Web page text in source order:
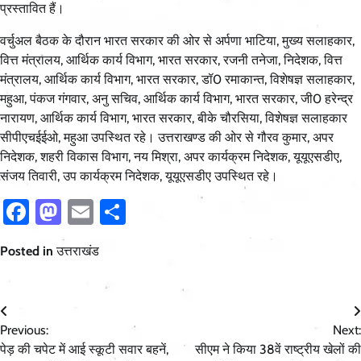
प्रस्तावित हैं।
वर्चुअल बैठक के दौरान भारत सरकार की ओर से अर्पणा भाटिया, मुख्य सलाहकार,
वित्त मंत्रालय, आर्थिक कार्य विभाग, भारत सरकार, रजनी तनेजा, निदेशक, वित्त
मंत्रालय, आर्थिक कार्य विभाग, भारत सरकार, डॉ0 रमाकान्त, विशेषज्ञ सलाहकार,
महुआ, पंकज गंगवार, अनु सचिव, आर्थिक कार्य विभाग, भारत सरकार, जी0 हरेन्द्र
नारायण, आर्थिक कार्य विभाग, भारत सरकार, बीके चौरसिया, विशेषज्ञ सलाहकार
सीपीएचईईओ, महुआ उपस्थित रहे। उत्तराखण्ड की ओर से गौरव कुमार, अपर
निदेशक, शहरी विकास विभाग, नय मिश्रा, अपर कार्यक्रम निदेशक, यूयूएसडीए,
संजय तिवारी, उप कार्यक्रम निदेशक, यूयूएसडीए उपस्थित रहे।
Facebook
Mastodon
Email
Posted inउत्तराखंड
Post
navigation
Previous:
पेड़ की चपेट में आई स्कूटी सवार बहनें,
Next:
सीएम ने किया 38वें राष्ट्रीय खेलों की